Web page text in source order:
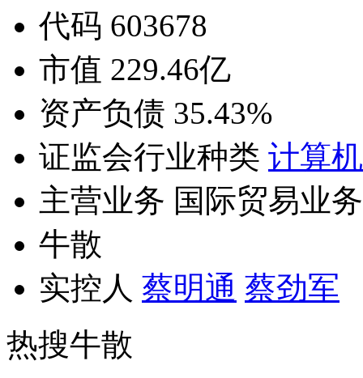
代码 603678
市值 229.46亿
资产负债 35.43%
证监会行业种类 计算
主营业务 国际贸易业务
牛散
实控人 蔡明通 蔡劲军
热搜牛散